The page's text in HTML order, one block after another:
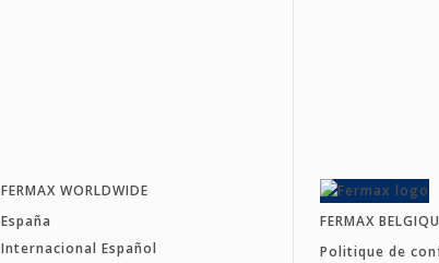
FERMAX WORLDWIDE
España
Internacional Español
FERMAX
Politique de